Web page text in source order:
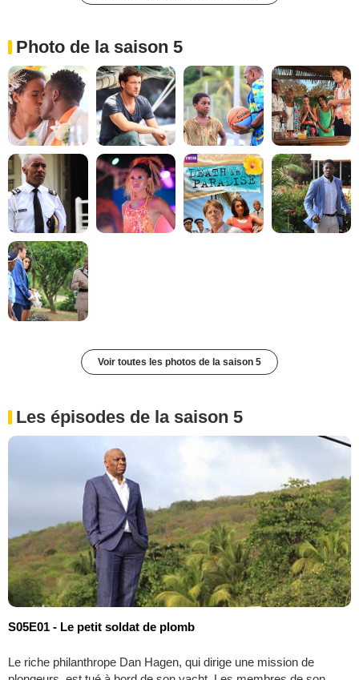
Photo de la saison 5
Voir toutes les photos de la saison 5
Les épisodes de la saison 5
S05E01 - Le petit soldat de plomb
Le riche philanthrope Dan Hagen, qui dirige une mission de